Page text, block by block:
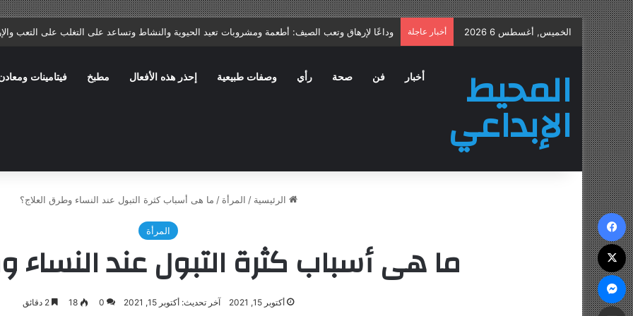
الخميس, أغسطس 6 2026 أخبار عاجلة علاج التهاب البروستاتا: ماذا يصف الطبيب؟ وما الأخطاء الشائعة التي تؤخر الشفاء؟
المحيط
الإبداعي
أخبار فن صحة رأي وصفات طبيعية إحذر هذه الأفعال مطبخ فيتامينات
الرئيسية / المرأة / ما هى أسباب كثرة التبول عند النساء وطرق العلاج؟
المرأة
ما هى أسباب كثرة التبول عند النساء
أكتوبر 15, 2021 آخر تحديث: أكتوبر 15, 2021 0
18
فيسبوك
‫X
ماسنجر
مشاركة عبر البريد